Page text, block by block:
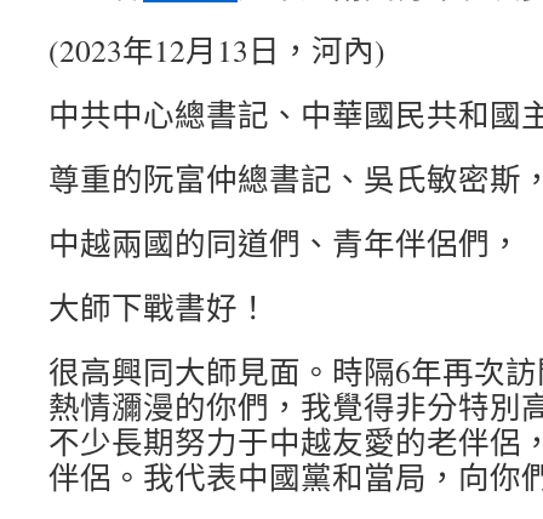
(2023年12月13日，河內)
中共中心總書記、中華國民共和國
尊重的阮富仲總書記、吳氏敏密斯
中越兩國的同道們、青年伴侶們，
大師下戰書好！
很高興同大師見面。時隔6年再次
熱情瀰漫的你們，我覺得非分特別
不少長期努力于中越友愛的老伴侶
伴侶。我代表中國黨和當局，向你